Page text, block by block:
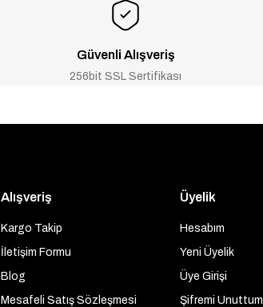
Güvenli Alışveriş
256bit SSL Sertifikası
Alışveriş
Kargo Takip
İletişim Formu
Blog
Mesafeli Satış Sözleşmesi
Üyelik
Hesabım
Yeni Üyelik
Üye Girişi
Şifremi Unuttum